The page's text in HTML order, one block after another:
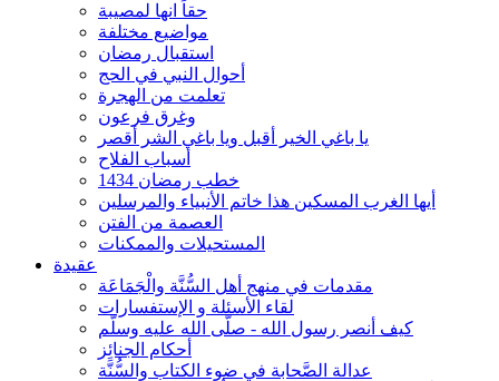
حقاً انها لمصيبة
مواضيع مختلفة
استقبال رمضان
أحوال النبي في الحج
تعلمت من الهجرة
وغرق فرعون
يا باغي الخير أقبل ويا باغي الشر أقصر
أسباب الفلاح
خطب رمضان 1434
أيها الغرب المسكين هذا خاتم الأنبياء والمرسلين
العصمة من الفتن
المستحيلات والممكنات
عقيدة
مقدمات في منهج أهل السُّنَّة والْجَمَاعَة
لقاء الأسئلة و الإستفسارات
كيف أنصر رسول الله - صلّى الله عليه وسلّم
أحكام الجنائِز
عدالة الصَّحابة في ضوء الكتاب والسُّنَّة